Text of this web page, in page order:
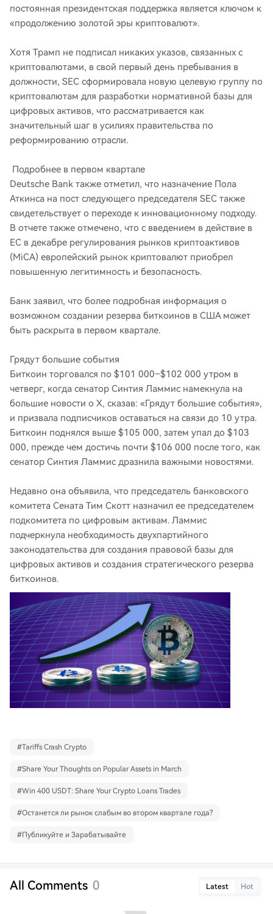
постоянная президентская поддержка является ключом к
«продолжению золотой эры криптовалют».
Хотя Трамп не подписал никаких указов, связанных с
криптовалютами, в свой первый день пребывания в
должности, SEC сформировала новую целевую группу по
криптовалютам для разработки нормативной базы для
цифровых активов, что рассматривается как
значительный шаг в усилиях правительства по
реформированию отрасли.
Подробнее в первом квартале
Deutsche Bank также отметил, что назначение Пола
Аткинса на пост следующего председателя SEC также
свидетельствует о переходе к инновационному подходу.
В отчете также отмечено, что с введением в действие в
ЕС в декабре регулирования рынков криптоактивов
(MiCA) европейский рынок криптовалют приобрел
повышенную легитимность и безопасность.
Банк заявил, что более подробная информация о
возможном создании резерва биткоинов в США может
быть раскрыта в первом квартале.
Грядут большие события
Биткоин торговался по $101 000–$102 000 утром в
четверг, когда сенатор Синтия Ламмис намекнула на
большие новости о X, сказав: «Грядут большие события»,
и призвала подписчиков оставаться на связи до 10 утра.
Биткоин поднялся выше $105 000, затем упал до $103
000, прежде чем достичь почти $106 000 после того, как
сенатор Синтия Ламмис дразнила важными новостями.
Недавно она объявила, что председатель банковского
комитета Сената Тим Скотт назначил ее председателем
подкомитета по цифровым активам. Ламмис
подчеркнула необходимость двухпартийного
законодательства для создания правовой базы для
цифровых активов и создания стратегического резерва
биткоинов.
#Tariffs Crash Crypto
#Share Your Thoughts on Popular Assets in March
#Win 400 USDT: Share Your Crypto Loans Trades
#Останется ли рынок слабым во втором квартале года?
#Публикуйте и Зарабатывайте
All Comments 0 Latest Hot